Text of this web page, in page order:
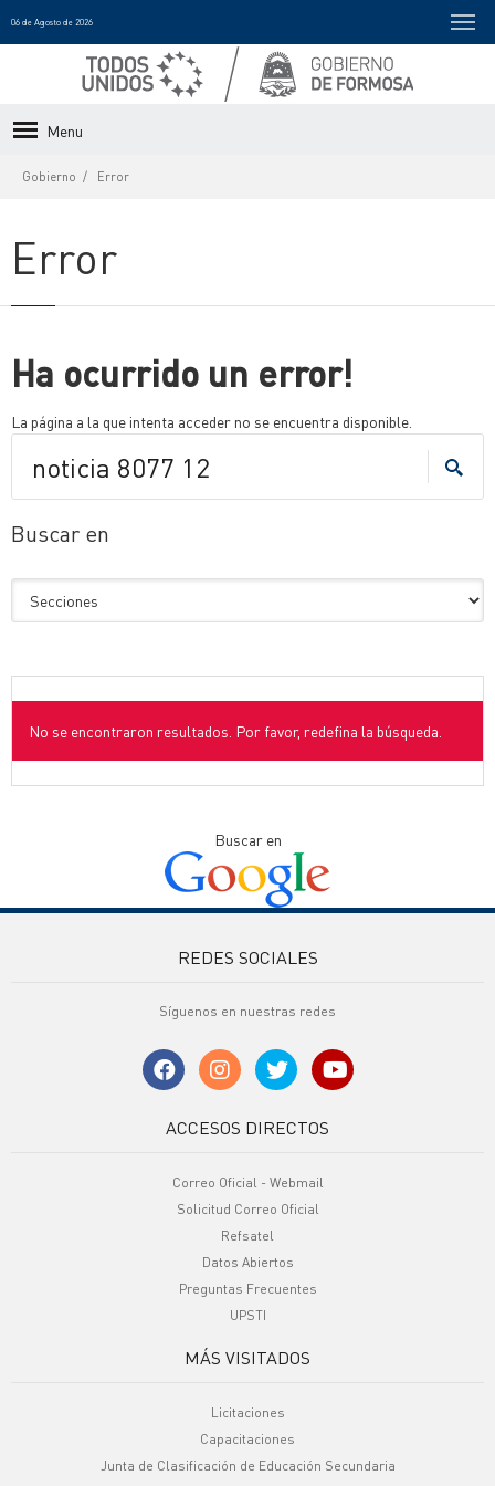
06 de Agosto de 2026
Menu
Gobierno Error
Error
Ha ocurrido un error!
La página a la que intenta acceder no se encuentra disponible.
Buscar en
No se encontraron resultados. Por favor, redefina la búsqueda.
Buscar en
REDES SOCIALES
Síguenos en nuestras redes
ACCESOS DIRECTOS
Correo Oficial - Webmail
Solicitud Correo Oficial
Refsatel
Datos Abiertos
Preguntas Frecuentes
UPSTI
MÁS VISITADOS
Licitaciones
Capacitaciones
Junta de Clasificación de Educación Secundaria